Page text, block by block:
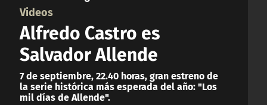
Videos
Alfredo Castro es
Salvador Allende
7 de septiembre, 22.40 horas, gran estreno de
la serie histórica más esperada del año: "Los
mil días de Allende".